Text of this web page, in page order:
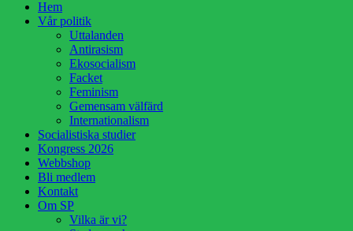
HoppaHem
Vår politik
Uttalanden
Antirasism
Ekosocialism
Facket
Feminism
Gemensam välfärd
Internationalism
Socialistiska studier
Kongress 2026
Webbshop
Bli medlem
Kontakt
Om SP
Vilka är vi?